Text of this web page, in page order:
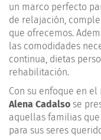
un marco perfecto
de relajación,
que ofrecemos.
las comodidades
continua, dietas
rehabilitación.
Con su enfoque en
Alena Cadalso se
aquellas familias
para sus seres